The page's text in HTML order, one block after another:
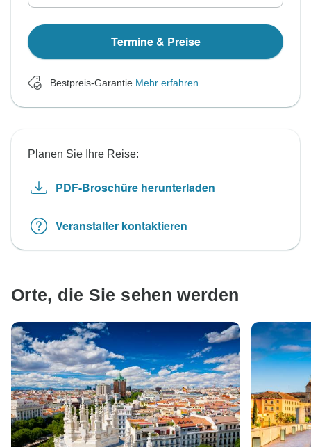
Termine & Preise
Bestpreis-Garantie Mehr erfahren
Planen Sie Ihre Reise:
PDF-Broschüre herunterladen
Veranstalter kontaktieren
Orte, die Sie sehen werden